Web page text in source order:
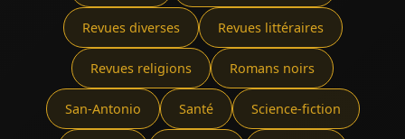
Revues diverses Revues littéraires
Revues religions Romans noirs
San-Antonio Santé Science-fiction